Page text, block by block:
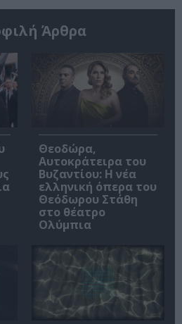
Άρθρα
Θεοδώρα,
Αυτοκράτειρα του
Βυζαντίου: Η νέα
ελληνική όπερα του
Θεόδωρου Στάθη
στο θέατρο
Ολύμπια